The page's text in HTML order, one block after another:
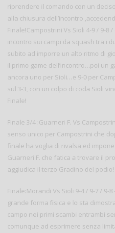
riprendere il comando con un
alla chiusura dell’incontro
Finale!Campostrini Vs Sioli 4-9 / 9-8
incontro sui campi da squash tra i
subito ad imporre un alto ritmo di
il primo game dell’incontro…poi un
ancora uno per Sioli…e 9-0 per
sul 3-3, con un colpo di coda Sioli
Finale!
Finale 3/4 :Guarneri F. Vs
senso unico per Campostrini che
finale ha voglia di rivalsa ed
Guarneri F. che fatica a trovare il
aggiudica il terzo Gradino del podio!
Finale:Morandi Vs Sioli 9-4 / 9-7 / 9-
grande forma fisica e lo sta
campo nei primi scambi entrambi
comunque ad esprimere senza